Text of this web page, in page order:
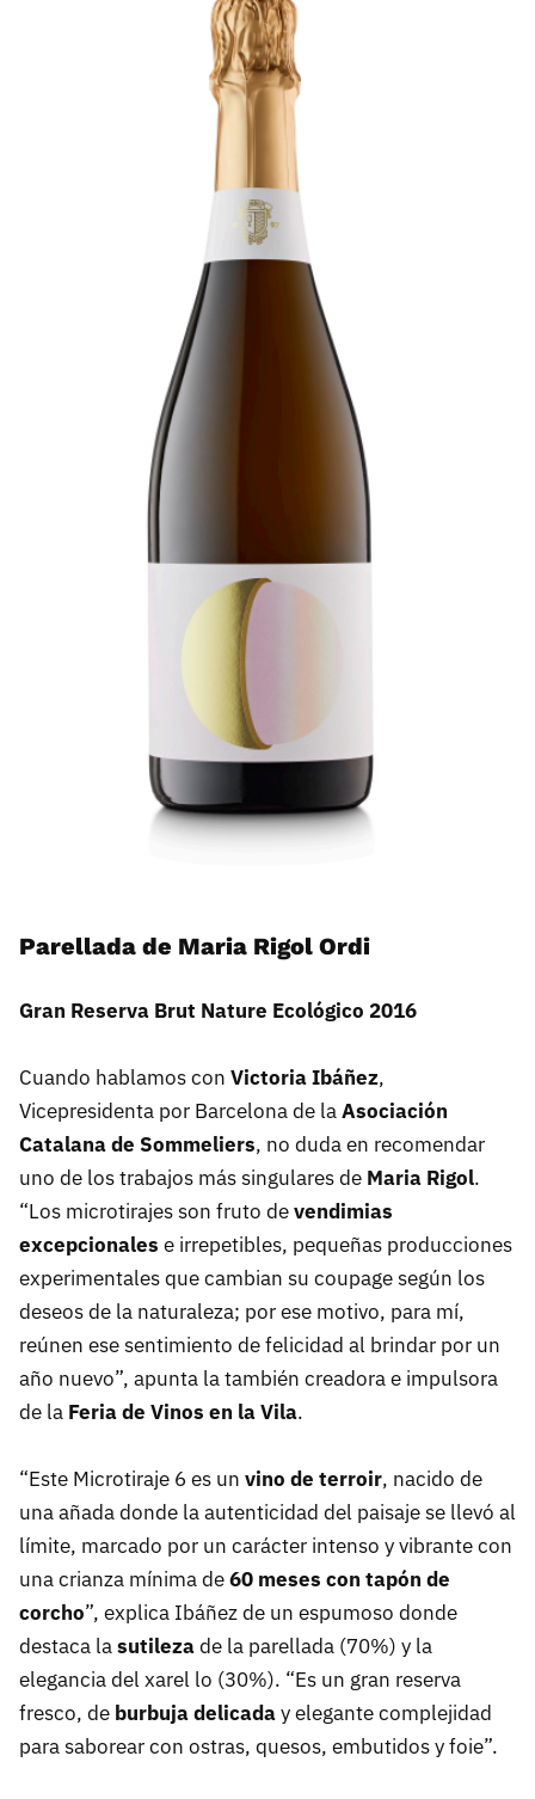
Parellada de Maria Rigol Ordi
Gran Reserva Brut Nature Ecológico 2016
Cuando hablamos con Victoria Ibáñez,
Vicepresidenta por Barcelona de laAsociación
Catalana de Sommeliers, no duda en recomendar
uno de los trabajos más singulares de Maria Rigol.
“Los microtirajes son fruto devendimias
excepcionales e irrepetibles, pequeñas producciones
experimentales que cambian su coupage según los
deseos de la naturaleza; por ese motivo, para mí,
reúnen ese sentimiento de felicidad al brindar por un
año nuevo”, apunta la también creadora e impulsora
de la Feria de Vinos en la Vila.
“Este Microtiraje 6 es un vino de terroir, nacido de
una añada donde la autenticidad del paisaje se llevó al
límite, marcado por un carácter intenso y vibrante con
una crianza mínima de60 meses con tapón de
corcho”, explica Ibáñez de un espumoso donde
destaca lasutilezade la parellada (70%) y la
elegancia del xarel lo (30%). “Es un gran reserva
fresco, de burbuja delicaday elegante complejidad
para saborear con ostras, quesos, embutidos y foie”.